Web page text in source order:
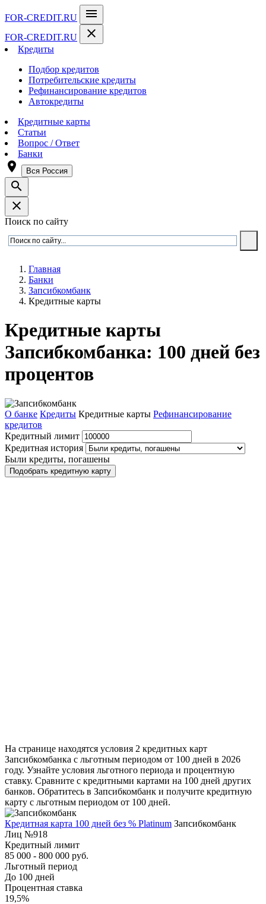
FOR-CREDIT.RU menu
FOR-CREDIT.RU close
Кредиты
Подбор кредитов
Потребительские кредиты
Рефинансирование кредитов
Автокредиты
Кредитные карты
Статьи
Вопрос / Ответ
Банки
room Вся Россия
search
close
Поиск по сайту
Главная
Банки
Запсибкомбанк
Кредитные карты
Кредитные карты
Запсибкомбанка: 100 дней без
процентов
О банке Кредиты Кредитные карты Рефинансирование
кредитов
Кредитный лимит
Кредитная история
Были кредиты, погашены
Подобрать кредитную карту
На странице находятся условия 2 кредитных карт
Запсибкомбанка с льготным периодом от 100 дней в 2026
году. Узнайте условия льготного периода и процентную
ставку. Сравните с кредитными картами на 100 дней других
банков. Обратитесь в Запсибкомбанк и получите кредитную
карту с льготным периодом от 100 дней.
Кредитная карта 100 дней без % Platinum Запсибкомбанк
Лиц №918
Кредитный лимит
85 000 - 800 000 руб.
Льготный период
До 100 дней
Процентная ставка
19,5%